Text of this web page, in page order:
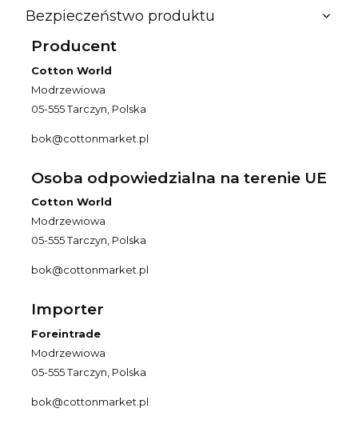
Bezpieczeństwo produktu
Producent
Cotton World
Modrzewiowa
05-555 Tarczyn, Polska
bok@cottonmarket.pl
Osoba odpowiedzialna na terenie UE
Cotton World
Modrzewiowa
05-555 Tarczyn, Polska
bok@cottonmarket.pl
Importer
Foreintrade
Modrzewiowa
05-555 Tarczyn, Polska
bok@cottonmarket.pl